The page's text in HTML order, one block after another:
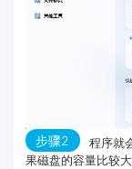
步骤2
程序就
果磁盘的容量比较